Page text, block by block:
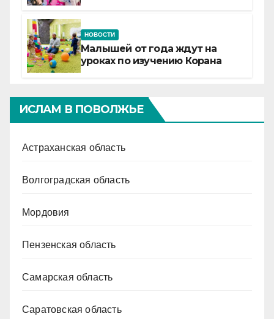
НОВОСТИ
Малышей от года ждут на
уроках по изучению Корана
ИСЛАМ В ПОВОЛЖЬЕ
Астраханская область
Волгоградская область
Мордовия
Пензенская область
Самарская область
Саратовская область